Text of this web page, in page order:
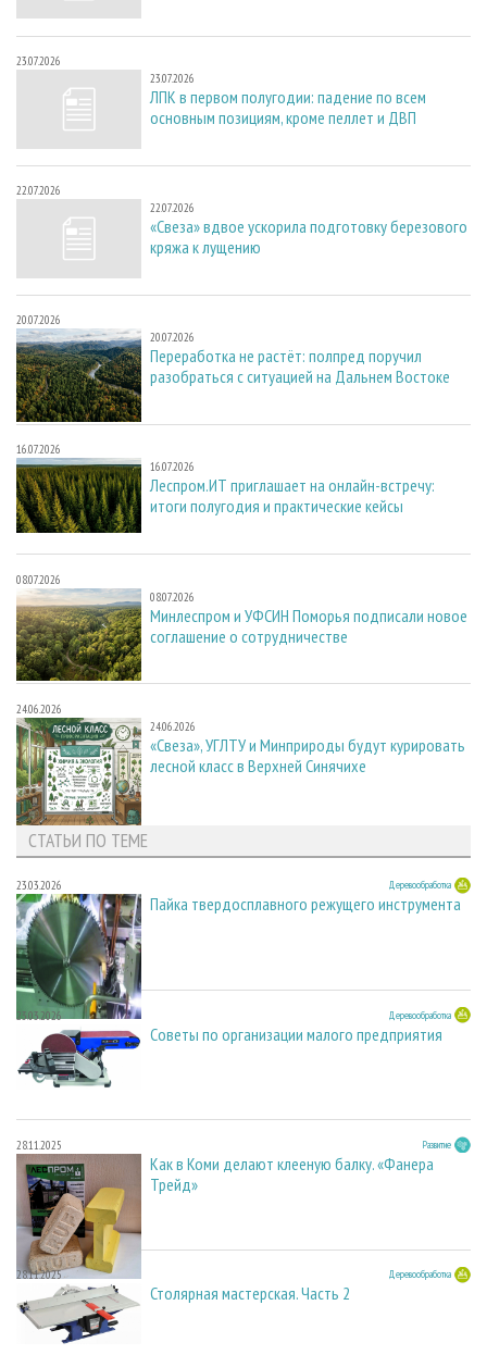
23.07.2026
23.07.2026
ЛПК в первом полугодии: падение по всем
основным позициям, кроме пеллет и ДВП
22.07.2026
22.07.2026
«Свеза» вдвое ускорила подготовку березового
кряжа к лущению
20.07.2026
20.07.2026
Переработка не растёт: полпред поручил
разобраться с ситуацией на Дальнем Востоке
16.07.2026
16.07.2026
Леспром.ИТ приглашает на онлайн-встречу:
итоги полугодия и практические кейсы
08.07.2026
08.07.2026
Минлеспром и УФСИН Поморья подписали новое
соглашение о сотрудничестве
24.06.2026
24.06.2026
«Свеза», УГЛТУ и Минприроды будут курировать
лесной класс в Верхней Синячихе
СТАТЬИ ПО ТЕМЕ
23.03.2026 Деревообработка
Пайка твердосплавного режущего инструмента
23.03.2026 Деревообработка
Советы по организации малого предприятия
28.11.2025 Развитие
Как в Коми делают клееную балку. «Фанера
Трейд»
28.11.2025 Деревообработка
Столярная мастерская. Часть 2